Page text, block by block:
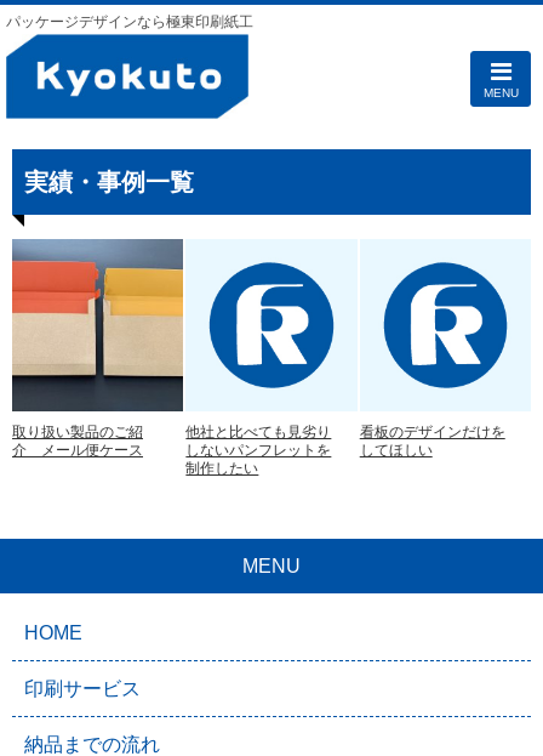
パッケージデザインなら極東印刷紙工
MENU
実績・事例一覧
取り扱い製品のご紹
介 メール便ケース
他社と比べても見劣り
しないパンフレットを
制作したい
看板のデザインだけを
してほしい
MENU
HOME
印刷サービス
納品までの流れ